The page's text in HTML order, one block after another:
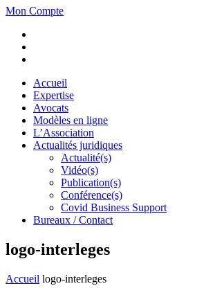
Mon Compte
Accueil
Expertise
Avocats
Modèles en ligne
L’Association
Actualités juridiques
Actualité(s)
Vidéo(s)
Publication(s)
Conférence(s)
Covid Business Support
Bureaux / Contact
logo-interleges
Accueil logo-interleges